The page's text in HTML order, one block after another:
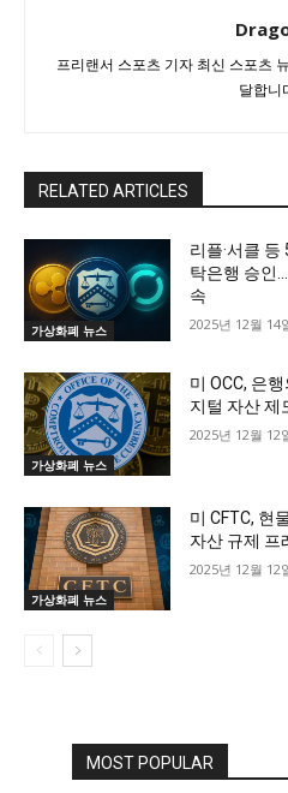
프리랜서 스포츠 기자 최신 스포츠
달합니
RELATED ARTICLES
가상화폐 뉴스
리플·서클 등
탁은행 승인
속
2025년 12월 14
가상화폐 뉴스
미 OCC, 은
지털 자산 제
2025년 12월 12
가상화폐 뉴스
미 CFTC, 현
자산 규제 프
2025년 12월 12
MOST POPULAR